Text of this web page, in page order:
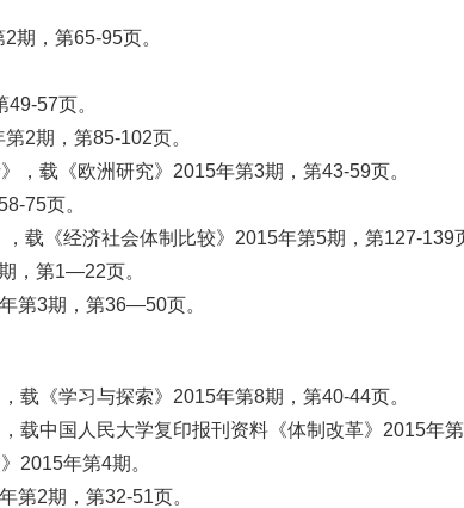
期，第65-95页。
57页。
2期，第85-102页。
载《欧洲研究》2015年第3期，第43-59页。
75页。
载《经济社会体制比较》2015年第5期，第127-139
，第1—22页。
第3期，第36—50页。
《学习与探索》2015年第8期，第40-44页。
中国人民大学复印报刊资料《体制改革》2015年第
2015年第4期。
第2期，第32-51页。